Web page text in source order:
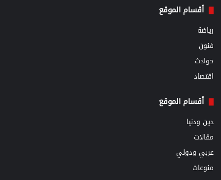
أقسام الموقع
رياضة
فنون
حوادث
اقتصاد
أقسام الموقع
دين ودنيا
مقالات
عربي ودولي
منوعات